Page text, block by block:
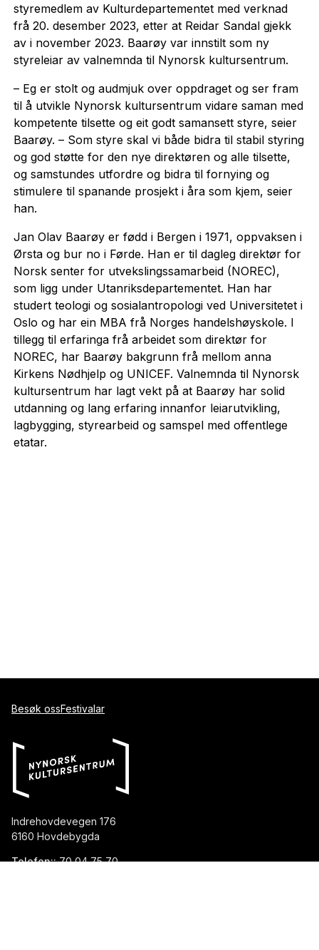
styremedlem av Kulturdepartementet med verknad
frå 20. desember 2023, etter at Reidar Sandal gjekk
av i november 2023. Baarøy var innstilt som ny
styreleiar av valnemnda til Nynorsk kultursentrum.
– Eg er stolt og audmjuk over oppdraget og ser fram
til å utvikle Nynorsk kultursentrum vidare saman med
kompetente tilsette og eit godt samansett styre, seier
Baarøy. – Som styre skal vi både bidra til stabil styring
og god støtte for den nye direktøren og alle tilsette,
og samstundes utfordre og bidra til fornying og
stimulere til spanande prosjekt i åra som kjem, seier
han.
Jan Olav Baarøy er fødd i Bergen i 1971, oppvaksen i
Ørsta og bur no i Førde. Han er til dagleg direktør for
Norsk senter for utvekslingssamarbeid (NOREC),
som ligg under Utanriksdepartementet. Han har
studert teologi og sosialantropologi ved Universitetet i
Oslo og har ein MBA frå Norges handelshøyskole. I
tillegg til erfaringa frå arbeidet som direktør for
NOREC, har Baarøy bakgrunn frå mellom anna
Kirkens Nødhjelp og UNICEF. Valnemnda til Nynorsk
kultursentrum har lagt vekt på at Baarøy har solid
utdanning og lang erfaring innanfor leiarutvikling,
lagbygging, styrearbeid og samspel med offentlege
etatar.
Besøk ossFestivalar
Indrehovdevegen 176
6160 Hovdebygda
Telefon::70 04 75 70